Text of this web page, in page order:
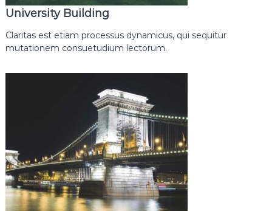
University Building
Claritas est etiam processus dynamicus, qui sequitur
mutationem consuetudium lectorum.